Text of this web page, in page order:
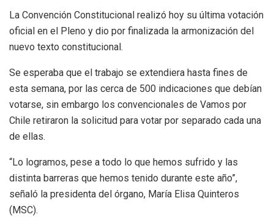
La Convención Constitucional realizó hoy su última votación
oficial en el Pleno y dio por finalizada la armonización del
nuevo texto constitucional.
Se esperaba que el trabajo se extendiera hasta fines de
esta semana, por las cerca de 500 indicaciones que debían
votarse, sin embargo los convencionales de Vamos por
Chile retiraron la solicitud para votar por separado cada una
de ellas.
“Lo logramos, pese a todo lo que hemos sufrido y las
distinta barreras que hemos tenido durante este año”,
señaló la presidenta del órgano, María Elisa Quinteros
(MSC).